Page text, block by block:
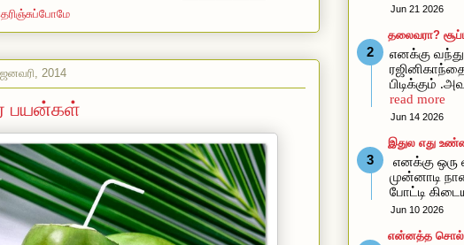
2014
பயன்கள்
Jun 21 2026
தலைவரா?
எனக்கு
பிடிக்கும்
read more
Jun 14 2026
இதுல எது
எனக்கு ஒரு
முன்னாடி
போட்டி
Jun 10 2026
என்னத்த